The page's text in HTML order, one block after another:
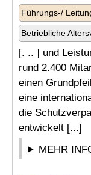
Führungs-/
Betriebliche
[. .. ] und
rund 2.400
einen
eine
die
entwickelt [...]
MEHR